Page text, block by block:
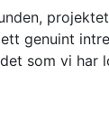
genuint
som vi har